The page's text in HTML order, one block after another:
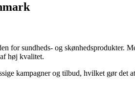
for sundheds- og skønhedsprodukter.
høj kvalitet.
kampagner og tilbud, hvilket gør det